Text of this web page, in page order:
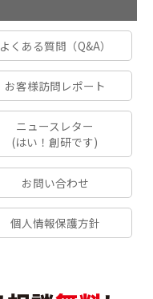
よくある質問（Q&A）
お客様訪問レポート
ニュースレター
(はい！創研です)
お問い合わせ
個人情報保護方針